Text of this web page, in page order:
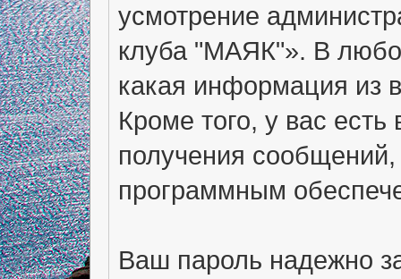
усмотрение
клуба "МАЯК"». В
какая информация из
Кроме того, у вас есть
получения сообщений,
программным
Ваш пароль надежно